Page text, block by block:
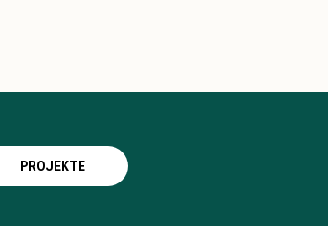
PROJEKTE